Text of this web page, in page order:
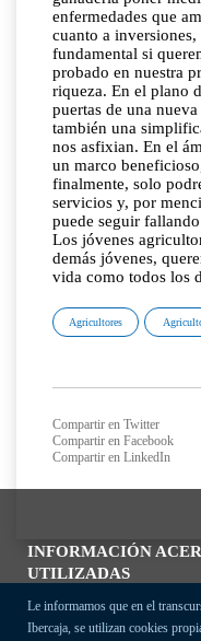
INFORMACIÓN
UTILIZADAS
Le informamos que en el
Ibercaja, se utilizan cookies
Agricultores
Compartir en Twitter
Compartir en Facebook
Compartir en LinkedIn